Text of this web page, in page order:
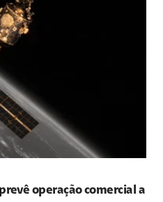
operação comercial a